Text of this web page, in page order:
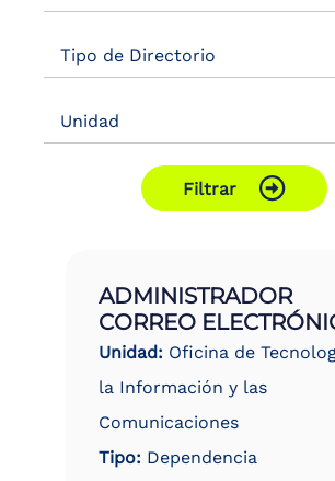
navigate
Tipo de Directorio
Unidad
Filtrar
ADMINISTRADOR
CORREO
Unidad: Oficina de
la Información y las
Comunicaciones
Tipo: Dependencia